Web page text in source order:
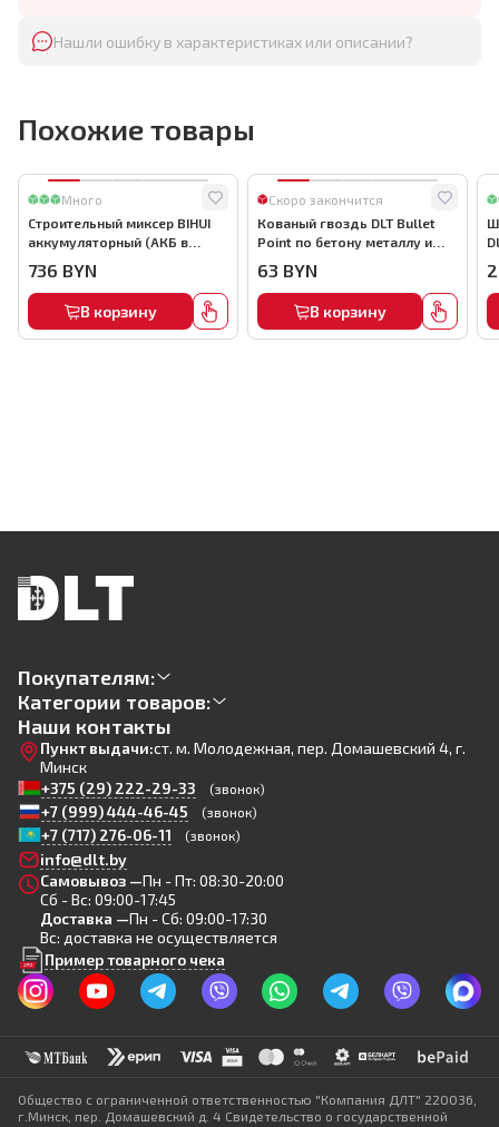
Нашли ошибку в характеристиках или описании?
Похожие товары
Много
Строительный миксер BIHUI
аккумуляторный (АКБ в
736 BYN
В корзину
Скоро закончится
Кованый гвоздь DLT Bullet
Point по бетону металлу и
арт.0116
63 BYN
В корзину
Покупателям:
Категории товаров:
Наши контакты
Пункт выдачи:ст. м. Молодежная, пер. Домашевский 4, г.
Минск
+375 (29) 222-29-33
(звонок)
+7 (999) 444-46-45 (звонок)
+7 (717) 276-06-11 (звонок)
info@dlt.by
Самовывоз —Пн - Пт: 08:30-20:00
Сб - Вс: 09:00-17:45
Доставка —Пн - Сб: 09:00-17:30
Вс: доставка не осуществляется
Пример товарного чека
Общество с ограниченной ответственностью "Компания ДЛТ" 220036,
г.Минск, пер. Домашевский д. 4 Свидетельство о государственной